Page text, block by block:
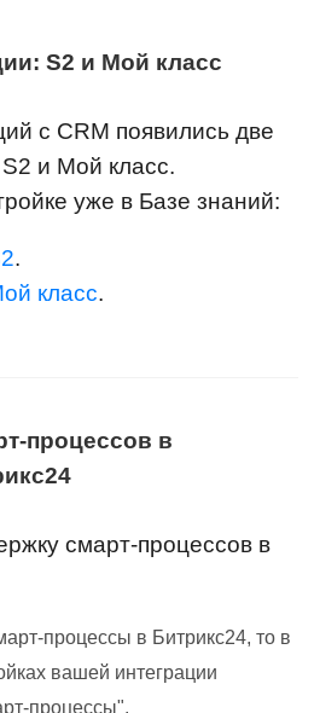
S2 и Мой класс
с CRM появились две
и Мой класс.
уже в Базе знаний:
.
класс.
процессов в
смарт-процессов в
процессы в Битрикс24, то в
вашей интеграции
процессы".